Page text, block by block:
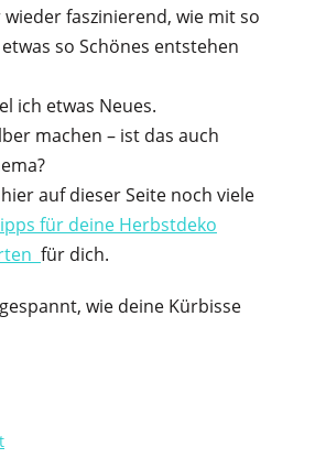
faszinierend, wie mit so
so Schönes entstehen
ich etwas Neues.
machen – ist das auch
auf dieser Seite noch viele
für deine Herbstdeko
für dich.
wie deine Kürbisse